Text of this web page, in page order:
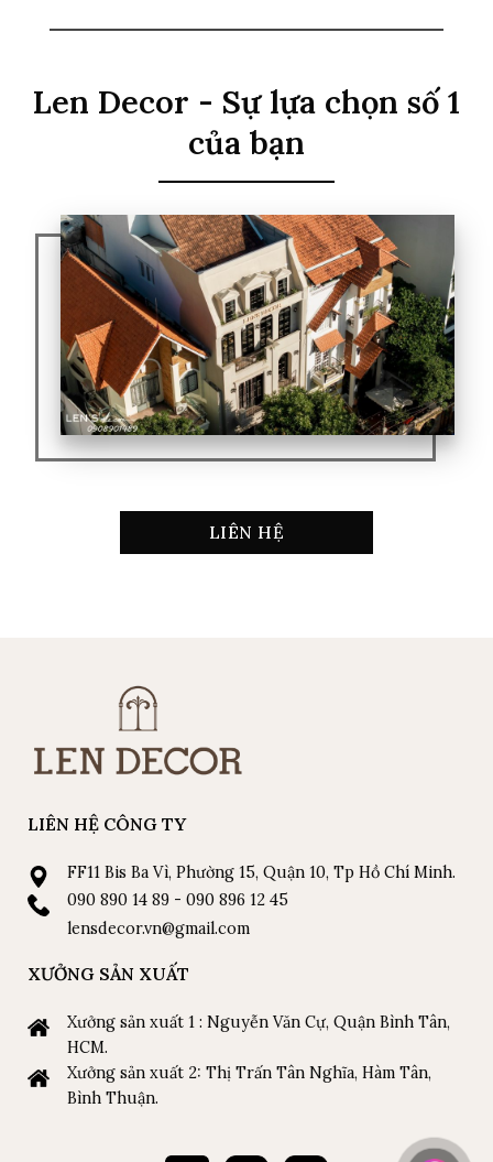
Len Decor - Sự lựa chọn số 1
của bạn
LIÊN HỆ
LIÊN HỆ CÔNG TY
FF11 Bis Ba Vì, Phường 15, Quận 10, Tp Hồ Chí Minh.
090 890 14 89 - 090 896 12 45
lensdecor.vn@gmail.com
XƯỞNG SẢN XUẤT
Xưởng sản xuất 1 : Nguyễn Văn Cự, Quận Bình Tân,
HCM.
Xưởng sản xuất 2: Thị Trấn Tân Nghĩa, Hàm Tân,
Bình Thuận.